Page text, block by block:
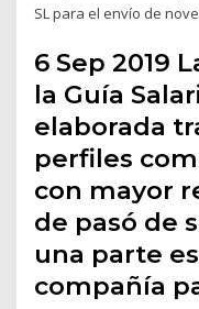
SL para el envío de
6 Sep 2019
la Guía
elaborada
perfiles
con mayor
de pasó de
una parte
compañía